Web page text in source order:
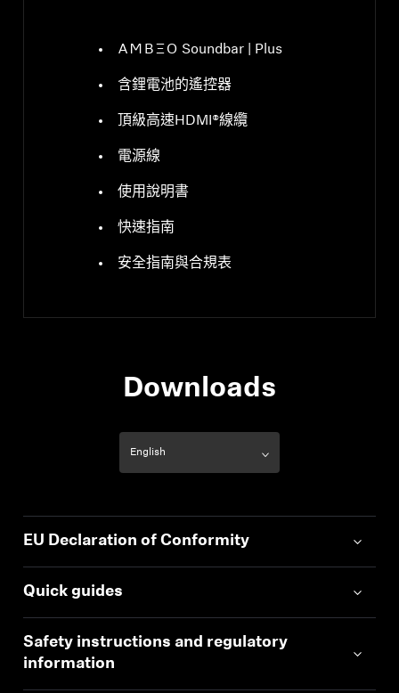
-AMBEO- Soundbar | Plus
含鋰電池的遙控器
頂級高速HDMI®線纜
電源線
使用說明書
快速指南
安全指南與合規表
Downloads
EU Declaration of Conformity
Quick guides
Safety instructions and regulatory
information